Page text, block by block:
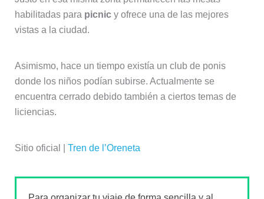
habilitadas para picnicy ofrece una de las mejores
vistas a la ciudad.
Asimismo, hace un tiempo existía un club de ponis
donde los niños podían subirse. Actualmente se
encuentra cerrado debido también a ciertos temas de
liciencias.
Sitio oficial | Tren de l’Oreneta